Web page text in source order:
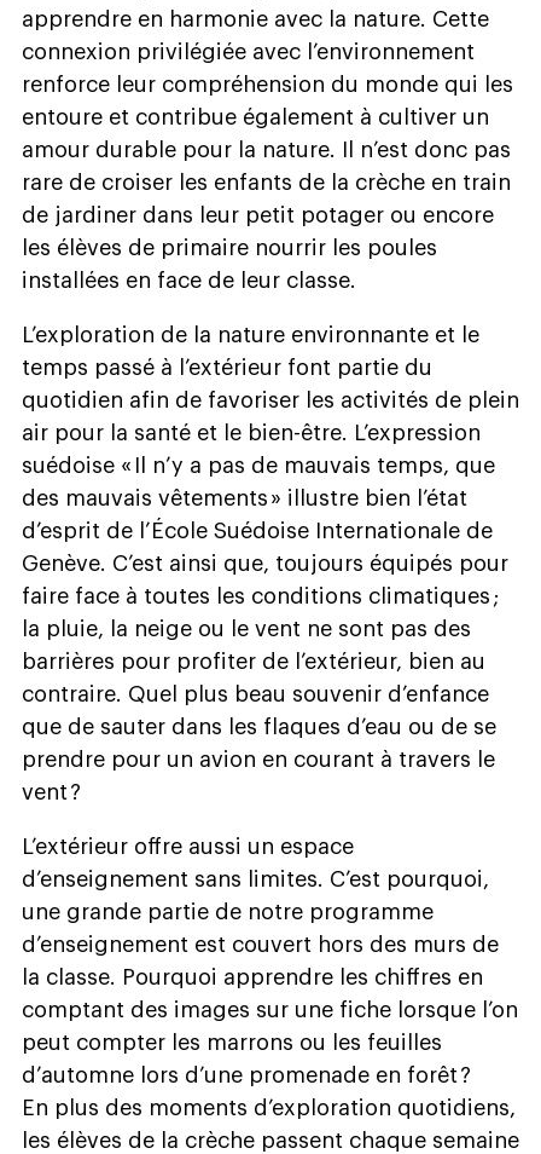
apprendre en harmonie avec la nature. Cette
connexion privilégiée avec l’environnement
renforce leur compréhension du monde qui les
entoure et contribue également à cultiver un
amour durable pour la nature. Il n’est donc pas
rare de croiser les enfants de la crèche en train
de jardiner dans leur petit potager ou encore
les élèves de primaire nourrir les poules
installées en face de leur classe.
L’exploration de la nature environnante et le
temps passé à l’extérieur font partie du
quotidien afin de favoriser les activités de plein
air pour la santé et le bien-être. L’expression
suédoise « Il n’y a pas de mauvais temps, que
des mauvais vêtements » illustre bien l’état
d’esprit de l’École Suédoise Internationale de
Genève. C’est ainsi que, toujours équipés pour
faire face à toutes les conditions climatiques ;
la pluie, la neige ou le vent ne sont pas des
barrières pour profiter de l’extérieur, bien au
contraire. Quel plus beau souvenir d’enfance
que de sauter dans les flaques d’eau ou de se
prendre pour un avion en courant à travers le
vent ?
L’extérieur offre aussi un espace
d’enseignement sans limites. C’est pourquoi,
une grande partie de notre programme
d’enseignement est couvert hors des murs de
la classe. Pourquoi apprendre les chiffres en
comptant des images sur une fiche lorsque l’on
peut compter les marrons ou les feuilles
d’automne lors d’une promenade en forêt ?
En plus des moments d’exploration quotidiens,
les élèves de la crèche passent chaque semaine